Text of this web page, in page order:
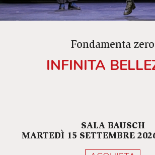
Fondamenta zero
INFINITA
SALA BAUSCH
MARTEDÌ 15 SETTEMBRE